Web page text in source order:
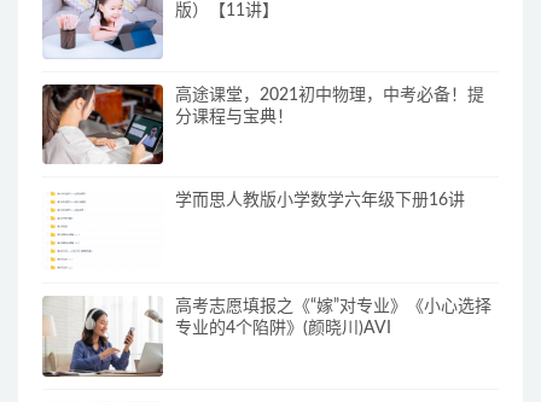
版）【11讲】
高途课堂，2021初中物理，中考必备！提
分课程与宝典！
学而思人教版小学数学六年级下册16讲
高考志愿填报之《“嫁”对专业》《小心选择
专业的4个陷阱》(颜晓川)AVI